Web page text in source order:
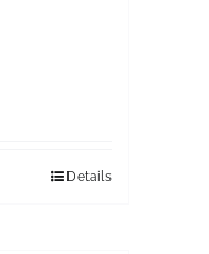
Details